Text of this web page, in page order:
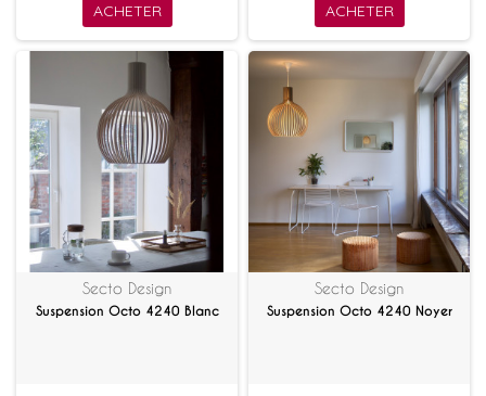
ACHETER ACHETER
Secto Design
Suspension Octo 4240 Blanc
Secto Design
Suspension Octo 4240 Noyer